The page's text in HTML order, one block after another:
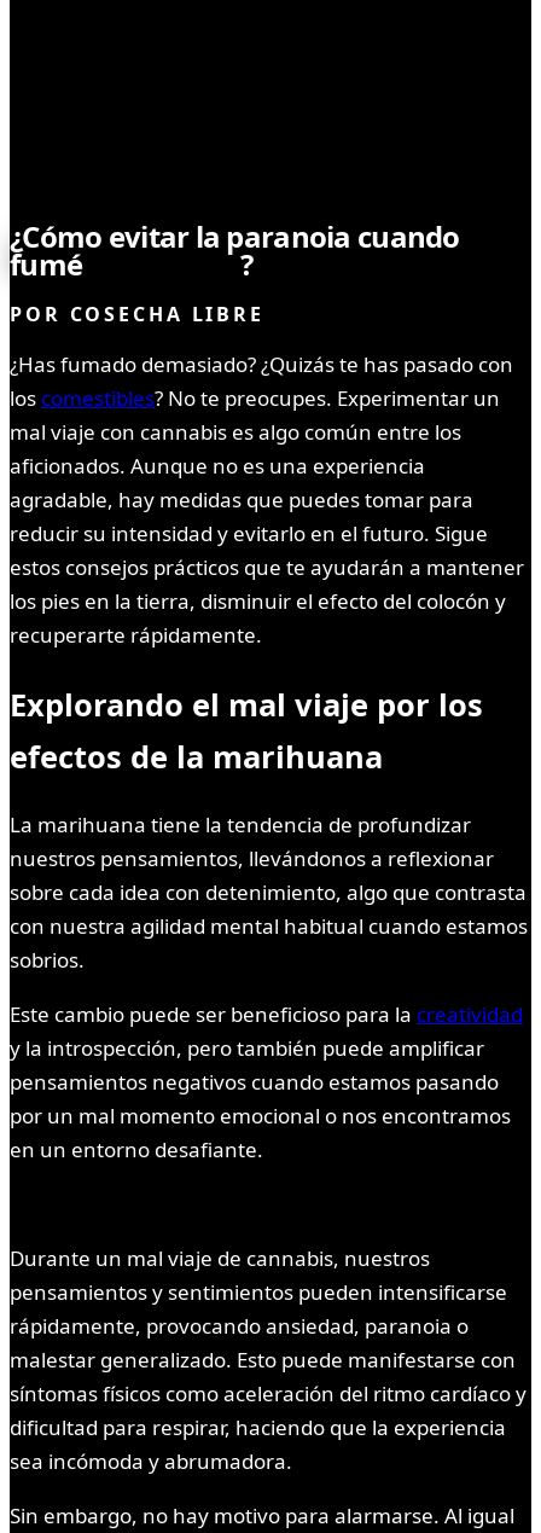
¿Cómo evitar la paranoia cuando
fumé demasiado?
POR COSECHA LIBRE
¿Has fumado demasiado? ¿Quizás te has pasado con
los comestibles? No te preocupes. Experimentar un
mal viaje con cannabis es algo común entre los
aficionados. Aunque no es una experiencia
agradable, hay medidas que puedes tomar para
reducir su intensidad y evitarlo en el futuro. Sigue
estos consejos prácticos que te ayudarán a mantener
los pies en la tierra, disminuir el efecto del colocón y
recuperarte rápidamente.
Explorando el mal viaje por los
efectos de la marihuana
La marihuana tiene la tendencia de profundizar
nuestros pensamientos, llevándonos a reflexionar
sobre cada idea con detenimiento, algo que contrasta
con nuestra agilidad mental habitual cuando estamos
sobrios.
Este cambio puede ser beneficioso para la creatividad
y la introspección, pero también puede amplificar
pensamientos negativos cuando estamos pasando
por un mal momento emocional o nos encontramos
en un entorno desafiante.
Durante un mal viaje de cannabis, nuestros
pensamientos y sentimientos pueden intensificarse
rápidamente, provocando ansiedad, paranoia o
malestar generalizado. Esto puede manifestarse con
síntomas físicos como aceleración del ritmo cardíaco y
dificultad para respirar, haciendo que la experiencia
sea incómoda y abrumadora.
Sin embargo, no hay motivo para alarmarse. Al igual